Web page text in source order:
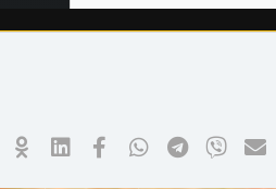
Ok Linked InFacebookWhatsAppTelegram
Viber